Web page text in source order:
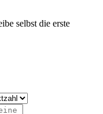
selbst die erste